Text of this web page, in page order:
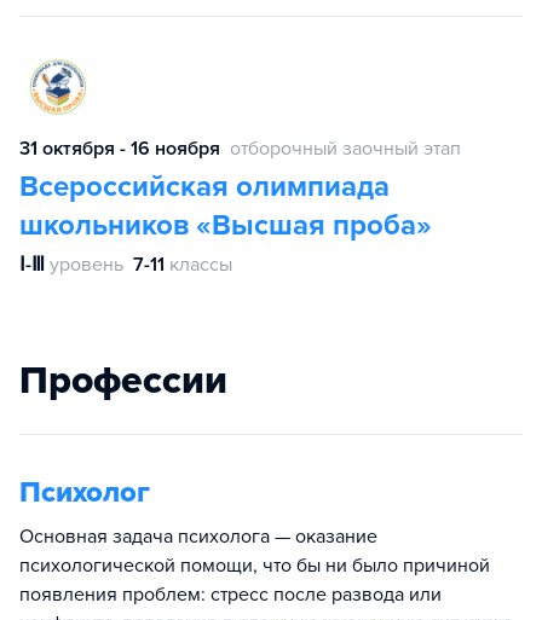
31 октября - 16 ноября отборочный заочный этап
Всероссийская олимпиада
школьников «Высшая проба»
Ⅰ-Ⅲ уровень 7-11 классы
Профессии
Психолог
Основная задача психолога — оказание
психологической помощи, что бы ни было причиной
появления проблем: стресс после развода или